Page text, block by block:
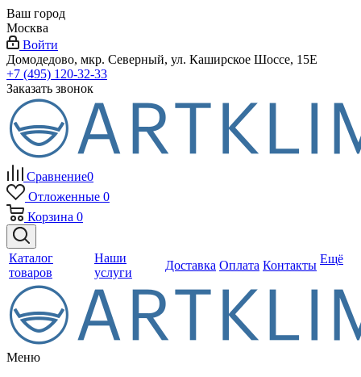
Ваш город
Москва
Войти
Домодедово, мкр. Северный, ул. Каширское Шоссе, 15Е
+7 (495) 120-32-33
Заказать звонок
Сравнение0
Отложенные 0
Корзина 0
Каталог
товаров
Наши
услуги
Доставка Оплата Контакты Ещё
Меню